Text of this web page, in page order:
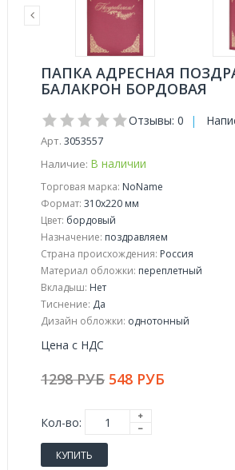
ПАПКА АДРЕСНАЯ
БАЛАКРОН БОРДОВАЯ
Отзывы: 0 |
Арт. 3053557
Наличие: В наличии
Торговая марка: NoName
Формат: 310x220 мм
Цвет: бордовый
Назначение: поздравляем
Страна происхождения: Россия
Материал обложки: переплетный
Вкладыш: Нет
Тиснение: Да
Дизайн обложки: однотонный
Цена с НДС
1298 РУБ 548 РУБ
Кол-во:
КУПИТЬ